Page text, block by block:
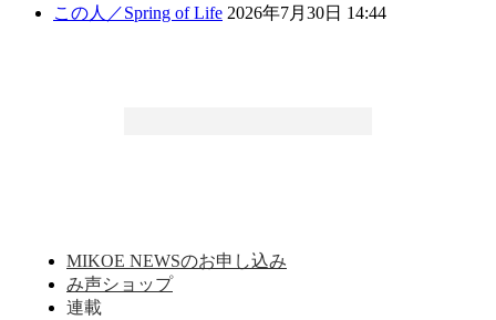
この人／Spring of Life 2026年7月30日 14:44
MIKOE NEWSのお申し込み
み声ショップ
連載